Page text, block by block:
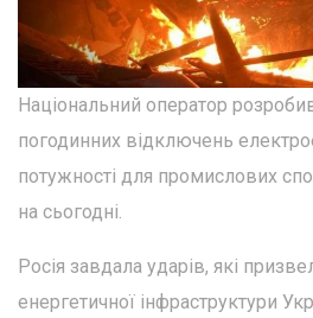
Національний оператор
погодинних відключень
потужності для промислових
на сьогодні.
Росія завдала ударів, які
енергетичної інфраструктури